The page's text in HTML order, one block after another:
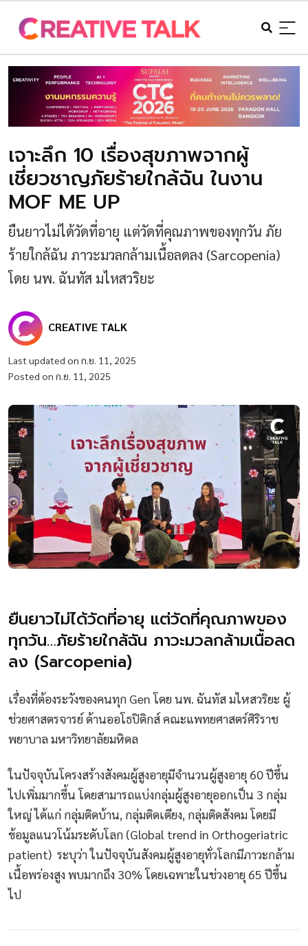
เจาะลึก 10 เรื่องสุขภาพจากผู้
เชี่ยวชาญภัยร้ายใกล้ฉัน ในงาน
MOF ME UP
ยืนยาวไม่ได้วัดที่อายุ แต่วัดที่คุณภาพของทุกวัน ภัย
ร้ายใกล้ฉัน ภาวะมวลกล้ามเนื้อลดลง (Sarcopenia)
โดย นพ. ฉันทัส มไหสวริยะ
CREATIVE TALK
Last updated on ก.ย. 11, 2025
Posted on ก.ย. 11, 2025
ยืนยาวไม่ได้วัดที่อายุ แต่วัดที่คุณภาพของ
ทุกวัน…ภัยร้ายใกล้ฉัน ภาวะมวลกล้ามเนื้อลด
ลง (Sarcopenia)
เรื่องที่ต้องระวังของคนทุก Gen โดย นพ. ฉันทัส มไหสวริยะ ผู้
ช่วยศาสตรจารย์ ด้านออโธปิดิกส์ คณะแพทยศาสตร์ศิริราช
พยาบาล มหาวิทยาลัยมหิดล
ในปัจจุบันโครงสร้างสังคมผู้สูงอายุมีจำนวนผู้สูงอายุ 60 ปีขึ้น
ไปเพิ่มมากขึ้น โดยสามารถแบ่งกลุ่มผู้สูงอายุออกเป็น 3 กลุ่ม
ใหญ่ ได้แก่ กลุ่มติดบ้าน, กลุ่มติดเตียง, กลุ่มติดสังคม โดยมี
ข้อมูลแนวโน้มระดับโลก (Global trend in Orthogeriatric
patient) ระบุว่า ในปัจจุบันสังคมผู้สูงอายุทั่วโลกมีภาวะกล้าม
เนื้อพร่องสูง พบมากถึง 30% โดยเฉพาะในช่วงอายุ 65 ปีขึ้น
ไป